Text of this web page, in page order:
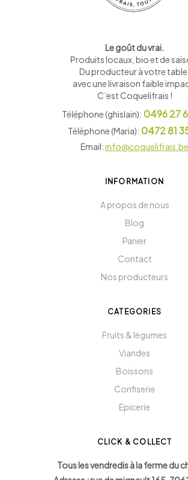
Le goût du vrai.
Produits locaux, bio et de
Du producteur à votre table,
avec une livraison faible
C’est Coquelifrais !
Téléphone (ghislain): 0496 27
Téléphone (Maria): 0472 81
Email:info@coquelifrais.be
INFORMATION
A propos de nous
Blog
Panier
Contact
Nos producteurs
CATEGORIES
Fruits & légumes
Viandes
Boissons
Confiserie
Epicerie
CLICK & COLLECT
Tous les vendredis à la ferme du